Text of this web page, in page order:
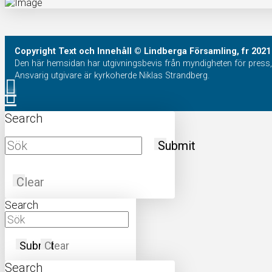
Copyright Text och Innehåll
© Lindberga Församling, fr 2021
Den här hemsidan har utgivningsbevis från myndigheten för
Ansvarig utgivare är kyrkoherde Niklas Strandberg.
Search
Submit
Clear
Search
SubmitClear
Search